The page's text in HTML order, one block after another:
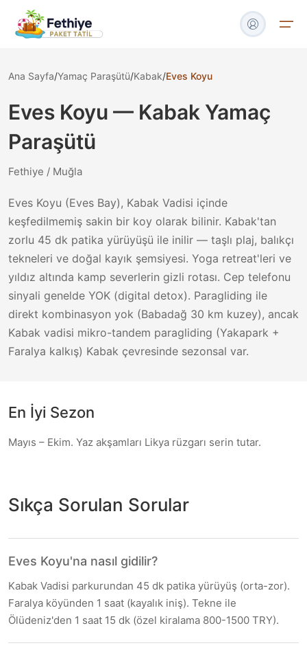
🏡
⛵
👋 Hakkımızda
📝 Blog
📧 İletişim
Ana Sayfa/Yamaç Paraşütü/Kabak/Eves Koyu
Eves Koyu — Kabak Yamaç
Paraşütü
Fethiye / Muğla
Eves Koyu (Eves Bay), Kabak Vadisi içinde
keşfedilmemiş sakin bir koy olarak bilinir. Kabak'tan
zorlu 45 dk patika yürüyüşü ile inilir — taşlı plaj, balıkçı
tekneleri ve doğal kayık şemsiyesi. Yoga retreat'leri ve
yıldız altında kamp severlerin gizli rotası. Cep telefonu
sinyali genelde YOK (digital detox). Paragliding ile
direkt kombinasyon yok (Babadağ 30 km kuzey), ancak
Kabak vadisi mikro-tandem paragliding (Yakapark +
Faralya kalkış) Kabak çevresinde sezonsal var.
En İyi Sezon
Mayıs – Ekim. Yaz akşamları Likya rüzgarı serin tutar.
Sıkça Sorulan Sorular
Eves Koyu'na nasıl gidilir?
Kabak Vadisi parkurundan 45 dk patika yürüyüş (orta-zor).
Faralya köyünden 1 saat (kayalık iniş). Tekne ile
Ölüdeniz'den 1 saat 15 dk (özel kiralama 800-1500 TRY).